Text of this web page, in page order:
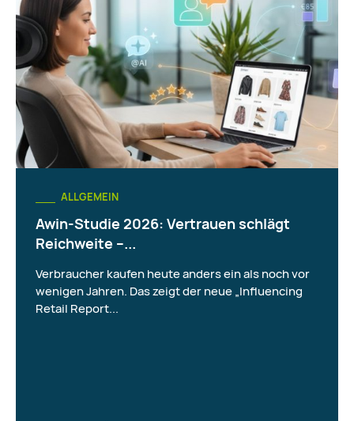
ALLGEMEIN
Awin-Studie 2026: Vertrauen schlägt
Reichweite –...
Verbraucher kaufen heute anders ein als noch vor
wenigen Jahren. Das zeigt der neue „Influencing
Retail Report...